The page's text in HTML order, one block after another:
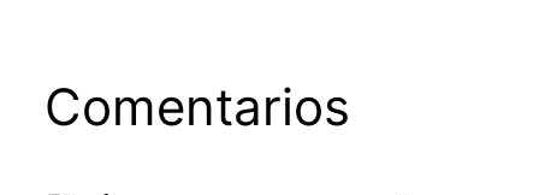
Comentarios